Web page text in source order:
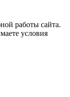
работы сайта.
условия